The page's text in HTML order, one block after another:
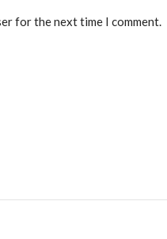
for the next time I comment.